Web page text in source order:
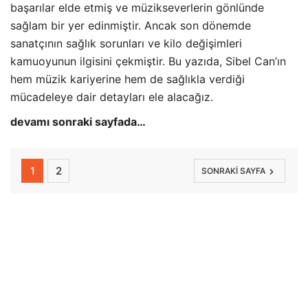
başarılar elde etmiş ve müzikseverlerin gönlünde
sağlam bir yer edinmiştir. Ancak son dönemde
sanatçının sağlık sorunları ve kilo değişimleri
kamuoyunun ilgisini çekmiştir. Bu yazıda, Sibel Can’ın
hem müzik kariyerine hem de sağlıkla verdiği
mücadeleye dair detayları ele alacağız.
devamı sonraki sayfada…
1 2 SONRAKI SAYFA